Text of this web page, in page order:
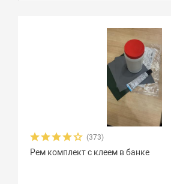
(373)
Рем комплект с клеем в банке